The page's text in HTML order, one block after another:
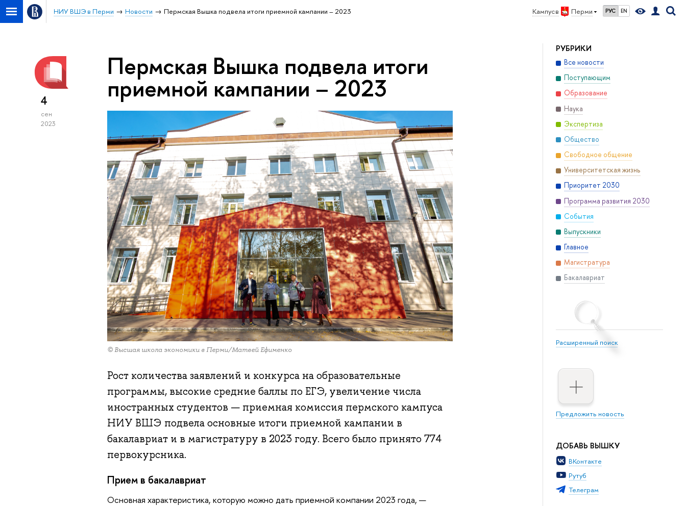
Кампус в Перми РУС EN
НИУ ВШЭ в Перми Новости Пермская Вышка подвела итоги приемной кампании – 2023
РУБРИКИ
Все новости
Поступающим
Образование
Наука
Экспертиза
Общество
Свободное общение
Университетская жизнь
Приоритет 2030
Программа развития 2030
События
Выпускники
Главное
Магистратура
Бакалавриат
Расширенный поиск
Предложить новость
ДОБАВЬ ВЫШКУ
ВКонтакте
Рутуб
Телеграм
4
сен
2023
Пермская Вышка подвела итоги
приемной кампании – 2023
© Высшая школа экономики в Перми/Матвей Ефименко
Рост количества заявлений и конкурса на образовательные
программы, высокие средние баллы по ЕГЭ, увеличение числа
иностранных студентов — приемная комиссия пермского кампуса
НИУ ВШЭ подвела основные итоги приемной кампании в
бакалавриат и в магистратуру в 2023 году. Всего было принято 774
первокурсника.
Прием в бакалавриат
Основная характеристика, которую можно дать приемной компании 2023 года, —